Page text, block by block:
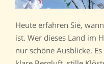
Heute erfahren Sie,
ist. Wer dieses Land im
nur schöne Ausblicke.